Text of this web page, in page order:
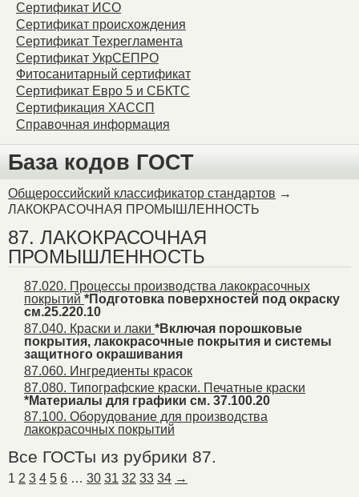
Сертификат ИСО
Сертификат происхождения
Сертификат Техрегламента
Сертификат УкрСЕПРО
Фитосанитарный сертификат
Сертификат Евро 5 и СБКТС
Сертификация ХАССП
Справочная информация
База кодов ГОСТ
Общероссийский классификатор стандартов →
ЛАКОКРАСОЧНАЯ ПРОМЫШЛЕННОСТЬ
87. ЛАКОКРАСОЧНАЯ
ПРОМЫШЛЕННОСТЬ
87.020. Процессы производства лакокрасочных
покрытий *Подготовка поверхностей под окраску
см.25.220.10
87.040. Краски и лаки *Включая порошковые
покрытия, лакокрасочные покрытия и системы
защитного окрашивания
87.060. Ингредиенты красок
87.080. Типографские краски. Печатные краски
*Материалы для графики см. 37.100.20
87.100. Оборудование для производства
лакокрасочных покрытий
Все ГОСТы из рубрики 87.
1 2 3 4 5 6 … 30 31 32 33 34 →